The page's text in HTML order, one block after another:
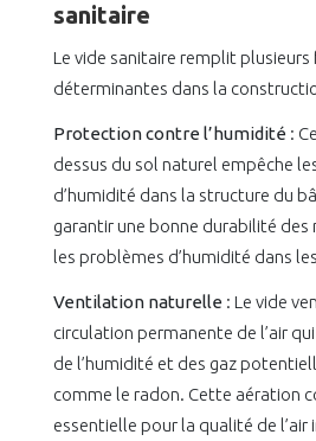
sanitaire
Le vide sanitaire remplit
déterminantes dans la
Protection contre l’humidité :
dessus du sol naturel empêche
d’humidité dans la structure du
garantir une bonne durabilité des
les problèmes d’humidité dans
Ventilation naturelle : Le vide
circulation permanente de l’air
de l’humidité et des gaz
comme le radon. Cette aération
essentielle pour la qualité de l’air